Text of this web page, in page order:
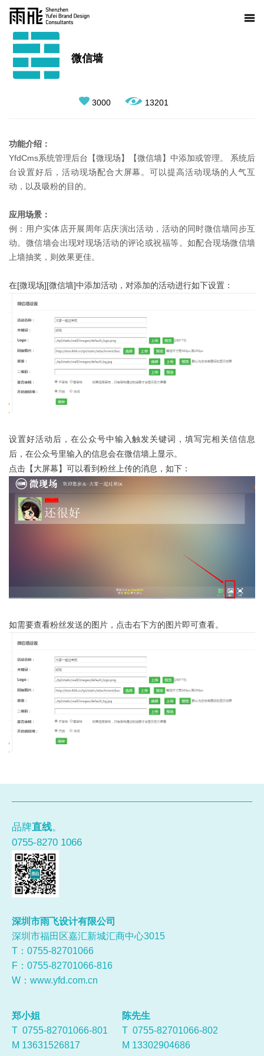
微信墙
3000 13201
功能介绍：
YfdCms系统管理后台【微现场】【微信墙】中添加或管理。 系统后
台设置好后，活动现场配合大屏幕。可以提高活动现场的人气互
动，以及吸粉的目的。
应用场景：
例：用户实体店开展周年店庆演出活动，活动的同时微信墙同步互
动。微信墙会出现对现场活动的评论或祝福等。如配合现场微信墙
上墙抽奖，则效果更佳。
在[微现场][微信墙]中添加活动，对添加的活动进行如下设置：
设置好活动后，在公众号中输入触发关键词，填写完相关信信息
后，在公众号里输入的信息会在微信墙上显示。
点击【大屏幕】可以看到粉丝上传的消息，如下：
如需要查看粉丝发送的图片，点击右下方的图片即可查看。
品牌直线。
0755-8270 1066
深圳市雨飞设计有限公司
深圳市福田区嘉汇新城汇商中心3015
T：0755-82701066
F：0755-82701066-816
W： www.yfd.com.cn
郑小姐
T 0755-82701066-801
M 13631526817
陈先生
T 0755-82701066-802
M 13302904686